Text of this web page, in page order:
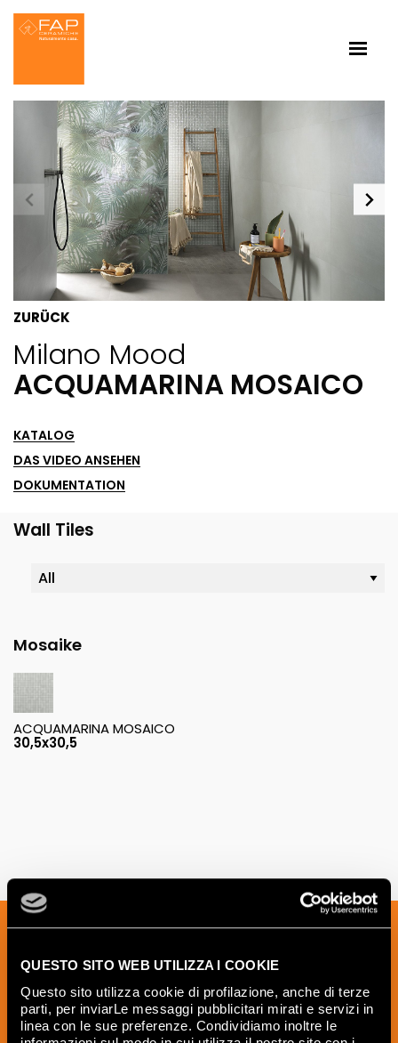
QUESTO SITO WEB UTILIZZA I COOKIE
Questo sito utilizza cookie di profilazione, anche di terze
parti, per inviarLe messaggi pubblicitari mirati e servizi in
linea con le sue preferenze. Condividiamo inoltre le
ZURÜCK
Milano Mood
ACQUAMARINA MOSAICO
KATALOG
DAS VIDEO ANSEHEN
DOKUMENTATION
Wall Tiles
Mosaike
ACQUAMARINA MOSAICO
30,5x30,5
Melden Sie sich für unseren Newsletter
und kreative Ideen aus der Welt der
Keramik und des Interior Designs zu
erhalten.